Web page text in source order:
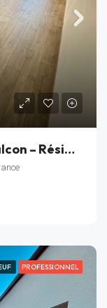
Appartement T3 neuf avec balcon – Résidence Rive Gauche – Haubourdin – Lot B_206
PROFESSIONNEL